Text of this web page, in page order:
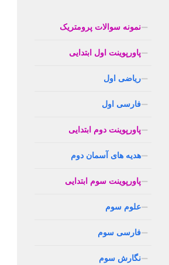
نمونه سوالات پرومتریک
پاورپوینت اول ابتدایی
ریاضی اول
فارسی اول
پاورپوینت دوم ابتدایی
هدیه های آسمان دوم
پاورپوینت سوم ابتدایی
علوم سوم
فارسی سوم
نگارش سوم